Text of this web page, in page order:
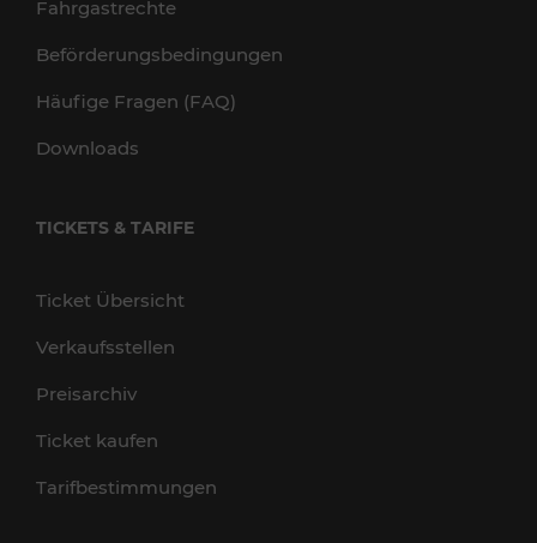
Fahrgastrechte
Beförderungsbedingungen
Häufige Fragen (FAQ)
Downloads
TICKETS & TARIFE
Ticket Übersicht
Verkaufsstellen
Preisarchiv
Ticket kaufen
Tarifbestimmungen